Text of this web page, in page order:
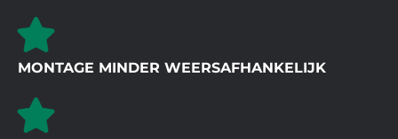
MONTAGE MINDER WEERSAFHANKELIJK